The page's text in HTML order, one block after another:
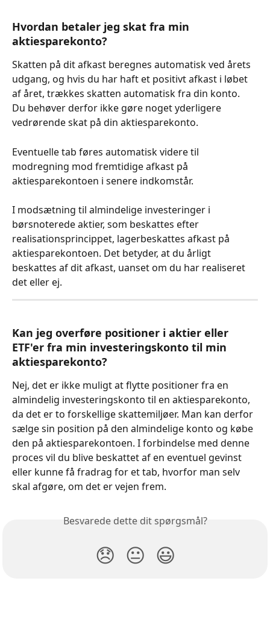
Hvordan betaler jeg skat fra min
aktiesparekonto?
Skatten på dit afkast beregnes automatisk ved årets
udgang, og hvis du har haft et positivt afkast i løbet
af året, trækkes skatten automatisk fra din konto.
Du behøver derfor ikke gøre noget yderligere
vedrørende skat på din aktiesparekonto.
Eventuelle tab føres automatisk videre til
modregning mod fremtidige afkast på
aktiesparekontoen i senere indkomstår.
I modsætning til almindelige investeringer i
børsnoterede aktier, som beskattes efter
realisationsprincippet, lagerbeskattes afkast på
aktiesparekontoen. Det betyder, at du årligt
beskattes af dit afkast, uanset om du har realiseret
det eller ej.
Kan jeg overføre positioner i aktier eller
ETF'er fra min investeringskonto til min
aktiesparekonto?
Nej, det er ikke muligt at flytte positioner fra en
almindelig investeringskonto til en aktiesparekonto,
da det er to forskellige skattemiljøer. Man kan derfor
sælge sin position på den almindelige konto og købe
den på aktiesparekontoen. I forbindelse med denne
proces vil du blive beskattet af en eventuel gevinst
eller kunne få fradrag for et tab, hvorfor man selv
skal afgøre, om det er vejen frem.
Besvarede dette dit spørgsmål?
😞 😐 😃